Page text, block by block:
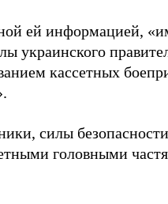
ей информацией,
украинского
кассетных
силы
головными